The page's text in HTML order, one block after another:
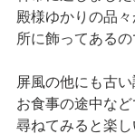
殿様ゆかりの品
所に飾ってあるの
屏風の他にも古い
お食事の途中な
尋ねてみると楽